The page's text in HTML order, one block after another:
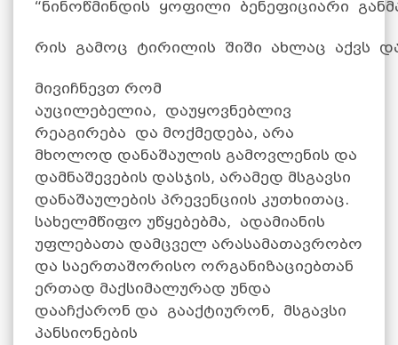
“ნინოწმინდის ყოფილი ბენეფიციარი
რის გამოც ტირილის შიში ახლაც აქვს
მივიჩნევთ რომ
აუცილებელია, დაუყოვნებლივ
რეაგირება და მოქმედება, არა
მხოლოდ დანაშაულის გამოვლენის და
დამნაშევების დასჯის, არამედ მსგავსი
დანაშაულების პრევენციის კუთხითაც.
სახელმწიფო უწყებებმა, ადამიანის
უფლებათა დამცველ არასამათავრობო
და საერთაშორისო ორგანიზაციებთან
ერთად მაქსიმალურად უნდა
დააჩქარონ და გააქტიურონ, მსგავსი
პანსიონების